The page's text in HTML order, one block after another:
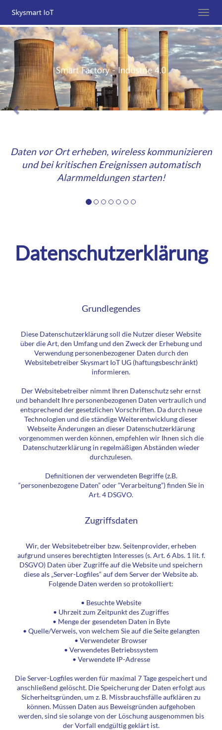
Überwachen Sie Ihre Agrarprodukte und
rechtzeitig ein!
Temperatur, Bodenfeuchtigkeit,
Previous
Datenschutzerklärung
Grundlegendes
Diese Datenschutzerklärung soll die Nutzer dieser Website
über die Art, den Umfang und den Zweck der Erhebung und
Verwendung personenbezogener Daten durch den
Websitebetreiber Skysmart IoT UG (haftungsbeschränkt)
informieren.
Der Websitebetreiber nimmt Ihren Datenschutz sehr ernst
und behandelt Ihre personenbezogenen Daten vertraulich und
entsprechend der gesetzlichen Vorschriften. Da durch neue
Technologien und die ständige Weiterentwicklung dieser
Webseite Änderungen an dieser Datenschutzerklärung
vorgenommen werden können, empfehlen wir Ihnen sich die
Datenschutzerklärung in regelmäßigen Abständen wieder
durchzulesen.
Definitionen der verwendeten Begriffe (z.B.
“personenbezogene Daten” oder “Verarbeitung”) finden Sie in
Art. 4 DSGVO.
Zugriffsdaten
Wir, der Websitebetreiber bzw. Seitenprovider, erheben
aufgrund unseres berechtigten Interesses (s. Art. 6 Abs. 1 lit. f.
DSGVO) Daten über Zugriffe auf die Website und speichern
diese als „Server-Logfiles“ auf dem Server der Website ab.
Folgende Daten werden so protokolliert:
• Besuchte Website
• Uhrzeit zum Zeitpunkt des Zugriffes
• Menge der gesendeten Daten in Byte
• Quelle/Verweis, von welchem Sie auf die Seite gelangten
• Verwendeter Browser
• Verwendetes Betriebssystem
• Verwendete IP-Adresse
Die Server-Logfiles werden für maximal 7 Tage gespeichert und
anschließend gelöscht. Die Speicherung der Daten erfolgt aus
Sicherheitsgründen, um z. B. Missbrauchsfälle aufklären zu
können. Müssen Daten aus Beweisgründen aufgehoben
werden, sind sie solange von der Löschung ausgenommen bis
der Vorfall endgültig geklärt ist.